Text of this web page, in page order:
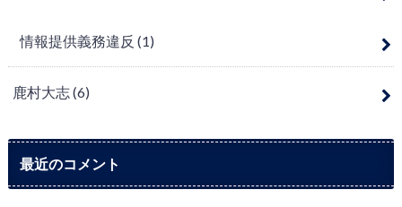
情報提供義務違反 (1)
鹿村大志(6)
最近のコメント